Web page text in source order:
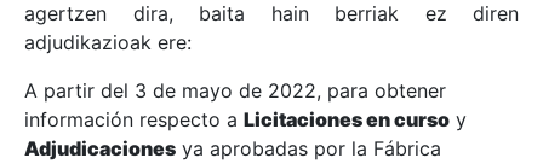
Erakutsi/Ezkutatu
Erakutsi/Ezkutatu
agertzen dira, baita hain berriak ez diren
adjudikazioak ere:
A partir del 3 de mayo de 2022, para obtener
información respecto a Licitaciones en curso y
Adjudicaciones ya aprobadas por la Fábrica